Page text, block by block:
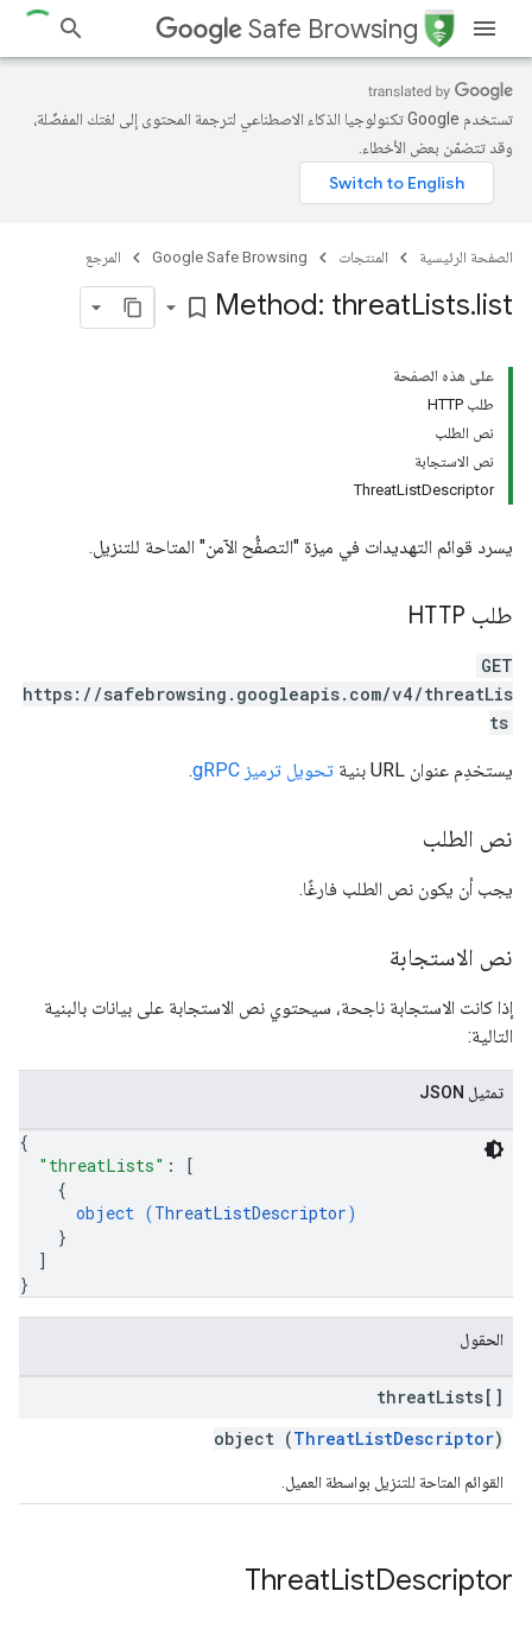
Safe Browsing
تستخدم Google تكنولوجيا الذكاء الاصطناعي لترجمة المحتوى إلى لغتك المفضّلة،
وقد تتضمّن بعض الأخطاء.
الصفحة الرئيسية المنتجات Google Safe Browsing المرجع
Method: threatLists.list
bookmark_border
على هذه الصفحة
طلب HTTP
نص الطلب
نص الاستجابة
ThreatListDescriptor
يسرد قوائم التهديدات في ميزة "التصفُّح الآمن" المتاحة للتنزيل.
طلب HTTP
GET
https://safebrowsing.googleapis.com/v4/threatLis
ts
يستخدِم عنوان URL بنية تحويل ترميز gRPC .
نص الطلب
يجب أن يكون نص الطلب فارغًا.
نص الاستجابة
إذا كانت الاستجابة ناجحة، سيحتوي نص الاستجابة على بيانات بالبنية
التالية:
تمثيل JSON
{
"threatLists" :
[
{
object (ThreatListDescriptor)
}
]
}
الحقول
threatLists[]
object (ThreatListDescriptor)
القوائم المتاحة للتنزيل بواسطة العميل.
ThreatListDescriptor